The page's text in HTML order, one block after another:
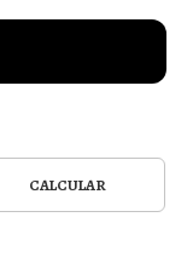
CALCULAR